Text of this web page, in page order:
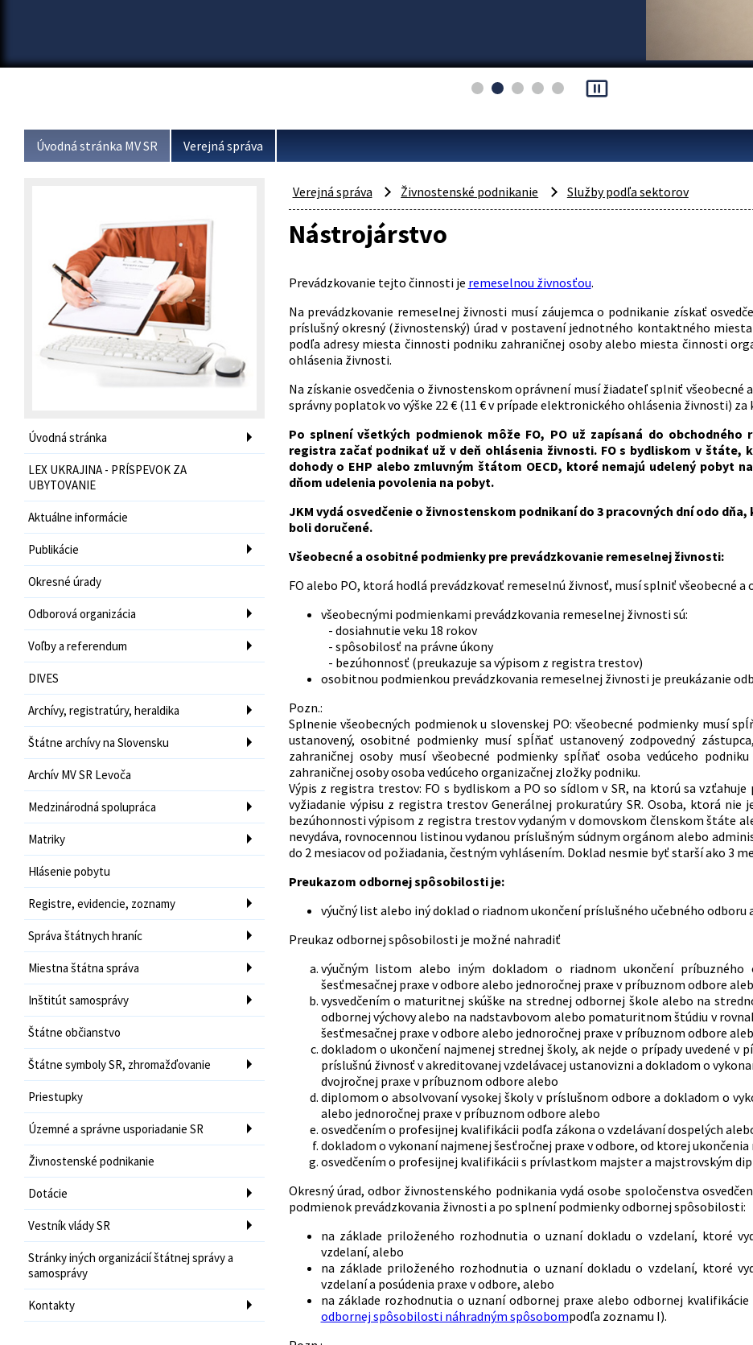
pause_presentation
Úvodná stránka MV SR Verejná správa
Úvodná stránka
LEX UKRAJINA - PRÍSPEVOK ZA
UBYTOVANIE
Aktuálne informácie
Publikácie
Okresné úrady
Odborová organizácia
Voľby a referendum
DIVES
Archívy, registratúry, heraldika
Štátne archívy na Slovensku
Archív MV SR Levoča
Medzinárodná spolupráca
Matriky
Hlásenie pobytu
Registre, evidencie, zoznamy
Správa štátnych hraníc
Miestna štátna správa
Inštitút samosprávy
Štátne občianstvo
Štátne symboly SR, zhromažďovanie
Priestupky
Územné a správne usporiadanie SR
Živnostenské podnikanie
Dotácie
Vestník vlády SR
Stránky iných organizácií štátnej správy a
samosprávy
Kontakty
Verejná správa Živnostenské podnikanie Služby podľa sektorov
Nástrojárstvo
Prevádzkovanie tejto činnosti je remeselnou živnosťou.
Na prevádzkovanie remeselnej živnosti musí záujemca o podnikanie získať
príslušný okresný (živnostenský) úrad v postavení jednotného kontaktného
podľa adresy miesta činnosti podniku zahraničnej osoby alebo miesta činnosti
ohlásenia živnosti.
Na získanie osvedčenia o živnostenskom oprávnení musí žiadateľ splniť
správny poplatok vo výške 22 € (11 € v prípade elektronického ohlásenia živnosti) za
Po splnení všetkých podmienok môže FO, PO už zapísaná do
registra začať podnikať už v deň ohlásenia živnosti. FO s bydliskom v
dohody o EHP alebo zmluvným štátom OECD, ktoré nemajú udelený pobyt
dňom udelenia povolenia na pobyt.
JKM vydá osvedčenie o živnostenskom podnikaní do 3 pracovných dní odo
boli doručené.
Všeobecné a osobitné podmienky pre prevádzkovanie remeselnej živnosti:
FO alebo PO, ktorá hodlá prevádzkovať remeselnú živnosť, musí splniť všeobecné
všeobecnými podmienkami prevádzkovania remeselnej živnosti sú:
- dosiahnutie veku 18 rokov
- spôsobilosť na právne úkony
- bezúhonnosť (preukazuje sa výpisom z registra trestov)
osobitnou podmienkou prevádzkovania remeselnej živnosti je preukázanie
Pozn.:
Splnenie všeobecných podmienok u slovenskej PO: všeobecné podmienky musí
ustanovený, osobitné podmienky musí spĺňať ustanovený zodpovedný
zahraničnej osoby musí všeobecné podmienky spĺňať osoba vedúceho
zahraničnej osoby osoba vedúceho organizačnej zložky podniku.
Výpis z registra trestov: FO s bydliskom a PO so sídlom v SR, na ktorú sa
vyžiadanie výpisu z registra trestov Generálnej prokuratúry SR. Osoba, ktorá nie
bezúhonnosti výpisom z registra trestov vydaným v domovskom členskom štáte
nevydáva, rovnocennou listinou vydanou príslušným súdnym orgánom alebo
do 2 mesiacov od požiadania, čestným vyhlásením. Doklad nesmie byť starší ako 3
Preukazom odbornej spôsobilosti je:
výučný list alebo iný doklad o riadnom ukončení príslušného učebného
Preukaz odbornej spôsobilosti je možné nahradiť
výučným listom alebo iným dokladom o riadnom ukončení
šesťmesačnej praxe v odbore alebo jednoročnej praxe v príbuznom odbore
vysvedčením o maturitnej skúške na strednej odbornej škole alebo na
odbornej výchovy alebo na nadstavbovom alebo pomaturitnom štúdiu v
šesťmesačnej praxe v odbore alebo jednoročnej praxe v príbuznom odbore
dokladom o ukončení najmenej strednej školy, ak nejde o prípady uvedené v
príslušnú živnosť v akreditovanej vzdelávacej ustanovizni a dokladom o
dvojročnej praxe v príbuznom odbore alebo
diplomom o absolvovaní vysokej školy v príslušnom odbore a dokladom o
alebo jednoročnej praxe v príbuznom odbore alebo
osvedčením o profesijnej kvalifikácii podľa zákona o vzdelávaní dospelých
dokladom o vykonaní najmenej šesťročnej praxe v odbore, od ktorej
osvedčením o profesijnej kvalifikácii s prívlastkom majster a majstrovským
Okresný úrad, odbor živnostenského podnikania vydá osobe spoločenstva
podmienok prevádzkovania živnosti a po splnení podmienky odbornej spôsobilosti:
na základe priloženého rozhodnutia o uznaní dokladu o vzdelaní, ktoré
vzdelaní, alebo
na základe priloženého rozhodnutia o uznaní dokladu o vzdelaní, ktoré
vzdelaní a posúdenia praxe v odbore, alebo
na základe rozhodnutia o uznaní odbornej praxe alebo odbornej
odbornej spôsobilosti náhradným spôsobompodľa zoznamu I).